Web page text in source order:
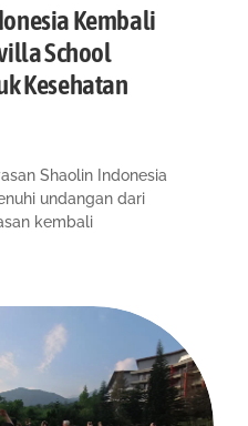
Kembali
School
Kesehatan
Shaolin Indonesia
undangan dari
kembali